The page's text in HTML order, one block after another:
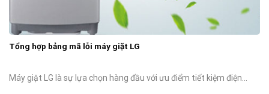
Tổng hợp bảng mã lỗi máy giặt LG
Máy giặt LG là sự lựa chọn hàng đầu với ưu điểm tiết kiệm điện...